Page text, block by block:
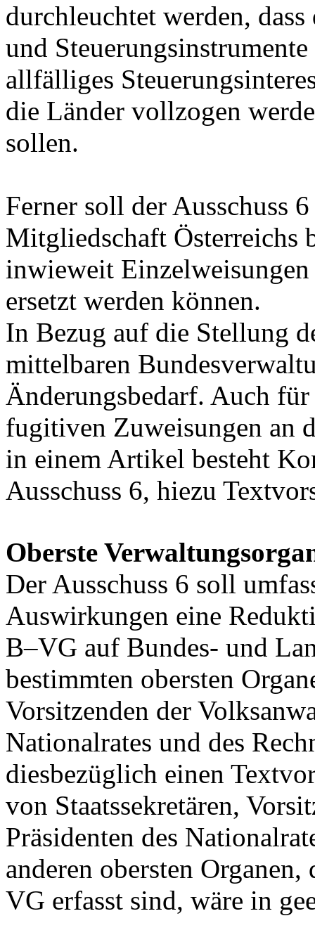
durchleuchtet werden,
und
allfälliges
die Länder vollzogen
sollen.
Ferner soll der Ausschuss
Mitgliedschaft Österreichs
inwieweit
ersetzt werden können.
In Bezug auf die Stellung
mittelbaren
Änderungsbedarf. Auch
fugitiven Zuweisungen an
in einem Artikel besteht
Ausschuss 6, hiezu
Oberste
Der Ausschuss 6 soll
Auswirkungen eine
B–VG auf Bundes- und
bestimmten obersten
Vorsitzenden der
Nationalrates und des
diesbezüglich einen
von Staatssekretären,
Präsidenten des
anderen obersten
VG erfasst sind, wäre in